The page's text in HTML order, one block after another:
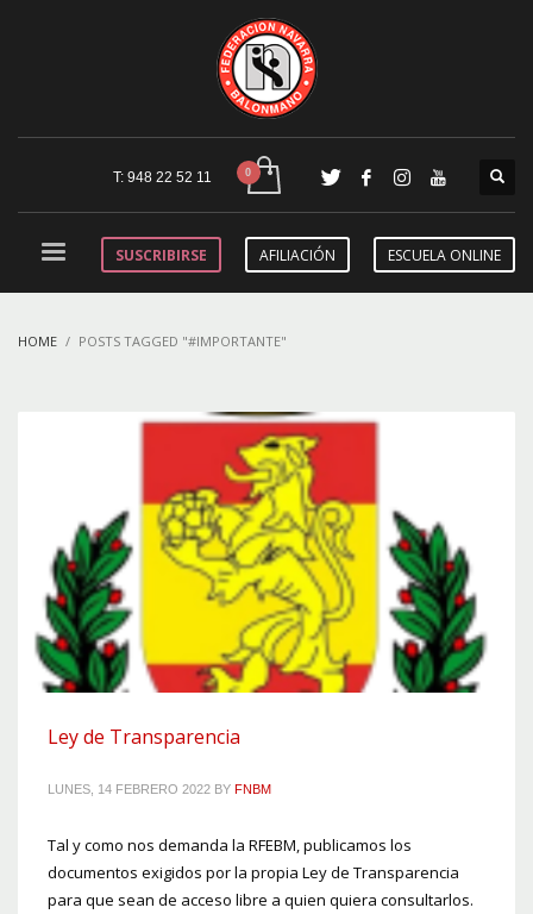
T: 948 22 52 11
SUSCRIBIRSE AFILIACIÓN ESCUELA ONLINE
HOME POSTS TAGGED "#IMPORTANTE"
Ley de Transparencia
LUNES, 14 FEBRERO 2022 BY FNBM
Tal y como nos demanda la RFEBM, publicamos los
documentos exigidos por la propia Ley de Transparencia
para que sean de acceso libre a quien quiera consultarlos.